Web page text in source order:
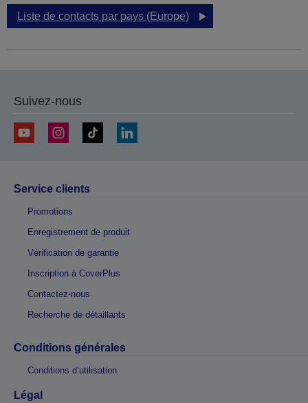
Liste de contacts par pays (Europe)
Suivez-nous
Service clients
Promotions
Enregistrement de produit
Vérification de garantie
Inscription à CoverPlus
Contactez-nous
Recherche de détaillants
Conditions générales
Conditions d’utilisation
Légal